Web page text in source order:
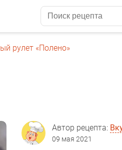
рулет «Полено»
Автор рецепта:
09 мая 2021